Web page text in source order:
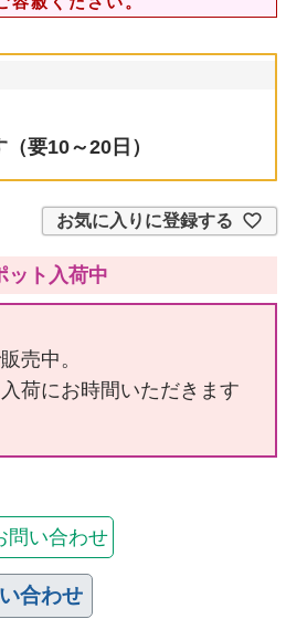
要10～20日）
お気に入りに登録する
ット入荷中
売中。
荷にお時間いただきます
問い合わせ
合わせ